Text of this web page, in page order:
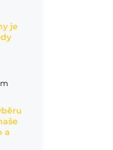
je
a